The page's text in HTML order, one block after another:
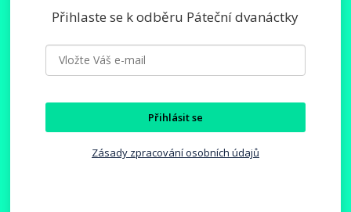
Přihlaste se k odběru Páteční dvanáctky
Přihlásit se
Zásady zpracování osobních údajů